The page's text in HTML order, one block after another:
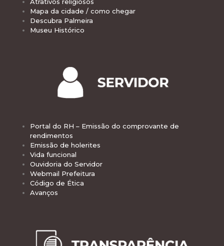
Mapa da cidade / como chegar
Descubra Palmeira
Museu Histórico
Portal do RH – Emissão do comprovante de
rendimentos
Emissão de holerites
Vida funcional
Ouvidoria do Servidor
Webmail Prefeitura
Código de Ética
Avanços